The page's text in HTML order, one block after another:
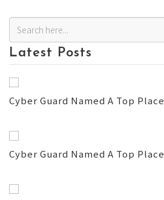
Latest Posts
Cyber Guard Named A Top Place
Cyber Guard Named A Top Place